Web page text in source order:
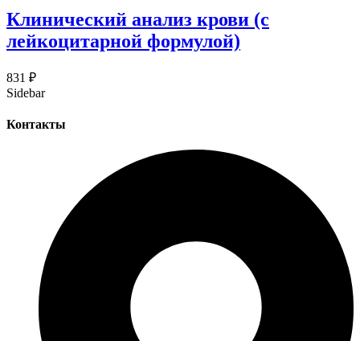
Клинический анализ крови (c
лейкоцитарной формулой)
831 ₽
Sidebar
Контакты